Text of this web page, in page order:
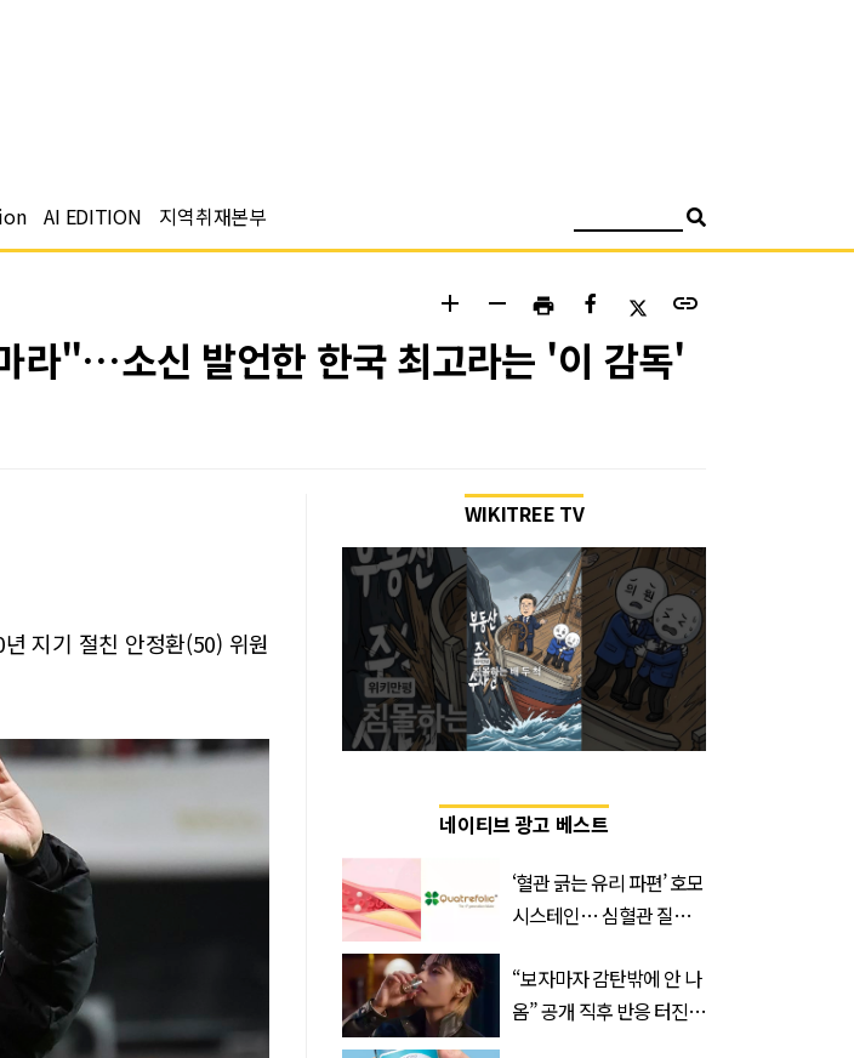
AI EDITION 지역취재본부
add remove print link
라"…소신 발언한 한국 최고라는 '이 감독'
지기 절친 안정환(50) 위원
WIKITREE TV
네이티브 광고 베스트
‘혈관 긁는 유리 파편’ 호모
시스테인… 심혈관 질환
“보자마자 감탄밖에 안 나
옴” 공개 직후 반응 터진